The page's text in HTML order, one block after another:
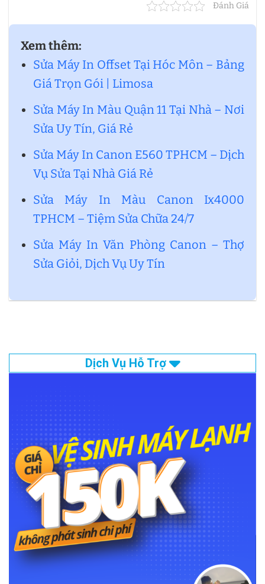
Đánh Giá
Xem thêm:
Sửa Máy In Offset Tại Hóc Môn – Bảng
Giá Trọn Gói | Limosa
Sửa Máy In Màu Quận 11 Tại Nhà – Nơi
Sửa Uy Tín, Giá Rẻ
Sửa Máy In Canon E560 TPHCM – Dịch
Vụ Sửa Tại Nhà Giá Rẻ
Sửa Máy In Màu Canon Ix4000
TPHCM – Tiệm Sửa Chữa 24/7
Sửa Máy In Văn Phòng Canon – Thợ
Sửa Giỏi, Dịch Vụ Uy Tín
Dịch Vụ Hỗ Trợ